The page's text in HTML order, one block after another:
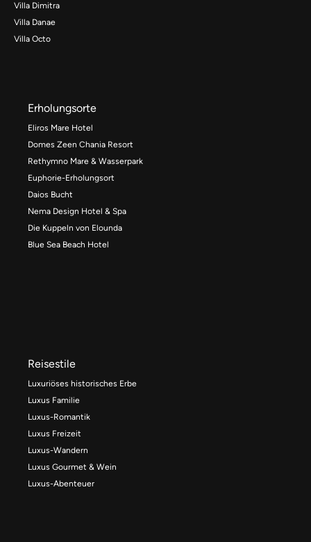
Villa Dimitra
Villa Danae
Villa Octo
Erholungsorte
Eliros Mare Hotel
Domes Zeen Chania Resort
Rethymno Mare & Wasserpark
Euphorie-Erholungsort
Daios Bucht
Nema Design Hotel & Spa
Die Kuppeln von Elounda
Blue Sea Beach Hotel
Reisestile
Luxuriöses historisches Erbe
Luxus Familie
Luxus-Romantik
Luxus Freizeit
Luxus-Wandern
Luxus Gourmet & Wein
Luxus-Abenteuer